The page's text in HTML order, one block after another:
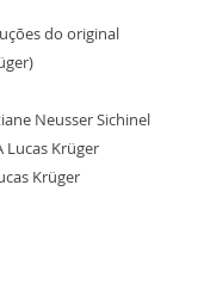
do original
Neusser Sichinel
Lucas Krüger
Krüger